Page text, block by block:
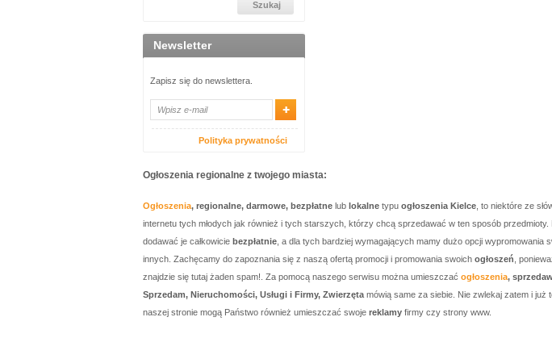
Newsletter
Zapisz się do newslettera.
Polityka prywatności
Ogłoszenia regionalne z twojego miasta:
Ogłoszenia, regionalne, darmowe, bezpłatne lub lokalne typu ogłoszenia Kielce , to niektóre ze
internetu tych młodych jak również i tych starszych, którzy chcą sprzedawać w ten sposób przedmioty.
dodawać je całkowicie bezpłatnie , a dla tych bardziej wymagających mamy dużo opcji
innych. Zachęcamy do zapoznania się z naszą ofertą promocji i promowania swoich ogłoszeń ,
znajdzie się tutaj żaden spam!. Za pomocą naszego serwisu można umieszczać ogłoszenia,
Sprzedam, Nieruchomości, Usługi i Firmy, Zwierzęta mówią same za siebie. Nie zwlekaj zatem i już
naszej stronie mogą Państwo również umieszczać swoje reklamy firmy czy strony www.